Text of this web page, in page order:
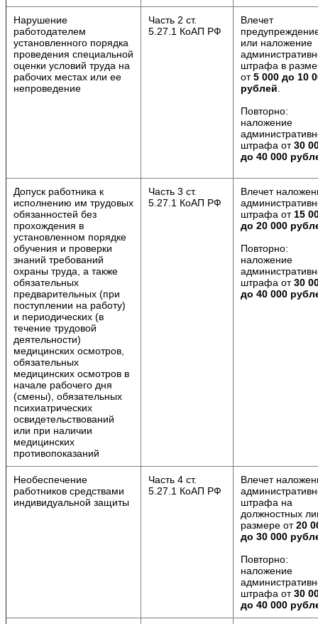
Нарушение
работодателем
установленного порядка
проведения специальной
оценки условий труда на
рабочих местах или ее
непроведение
Часть 2 ст.
5.27.1 КоАП РФ
Влечет
или наложение
штрафа в
от5 000 до 10
рублей
Повторно:
наложение
штрафа от30
до 40 000
Допуск работника к
исполнению им трудовых
обязанностей без
прохождения в
установленном порядке
обучения и проверки
знаний требований
охраны труда, а также
обязательных
предварительных (при
поступлении на работу)
и периодических (в
течение трудовой
деятельности)
медицинских осмотров,
обязательных
медицинских осмотров в
начале рабочего дня
(смены), обязательных
психиатрических
освидетельствований
или при наличии
медицинских
противопоказаний
Часть 3 ст.
5.27.1 КоАП РФ
Влечет
штрафа от 15
до 20 000
Повторно:
наложение
штрафа от30
до 40 000
Необеспечение
работников средствами
индивидуальной защиты
Часть 4 ст.
5.27.1 КоАП РФ
Влечет
штрафа на
должностных
размере от20
до 30 000
Повторно:
наложение
штрафа от30
до 40 000